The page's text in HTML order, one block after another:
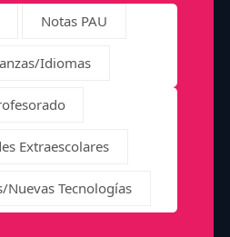
Notas PAU
Idiomas
Extraescolares
Nuevas Tecnologías